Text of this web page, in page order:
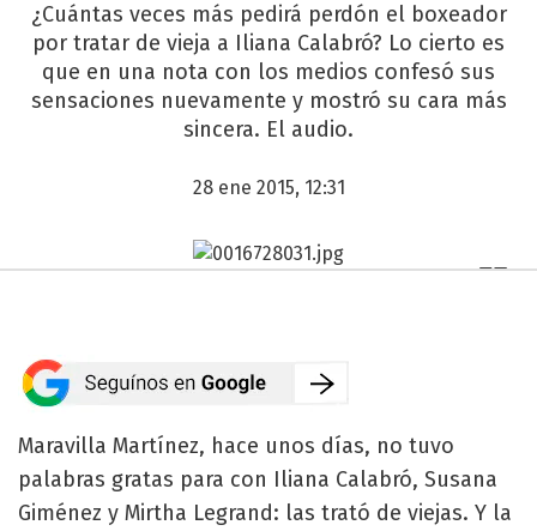
¿Cuántas veces más pedirá perdón el boxeador
por tratar de vieja a Iliana Calabró? Lo cierto es
que en una nota con los medios confesó sus
sensaciones nuevamente y mostró su cara más
sincera. El audio.
28 ene 2015, 12:31
Maravilla Martínez, hace unos días, no tuvo
palabras gratas para con Iliana Calabró, Susana
Giménez y Mirtha Legrand: las trató de viejas. Y la